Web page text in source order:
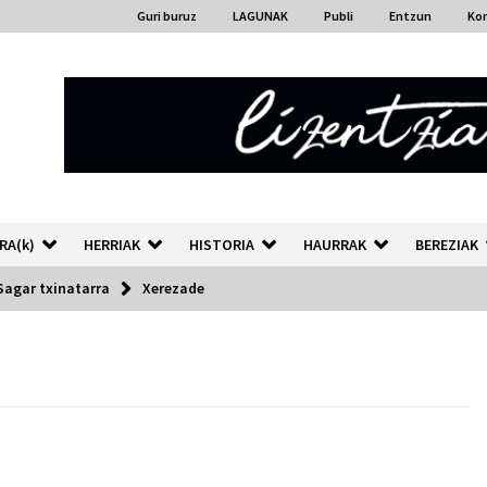
Guri buruz LAGUNAK Publi Entzun
HERRIAK HISTORIA HAURRAK BEREZIAK
Sagar txinatarra Xerezade